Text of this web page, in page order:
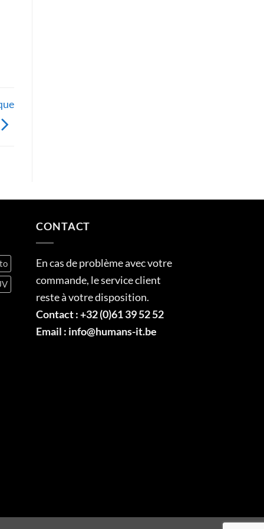
CONTACT
En cas de problème avec votre
commande, le service client
reste à votre disposition.
Contact :+32 (0)61 39 52 52
Email : info@humans-it.be